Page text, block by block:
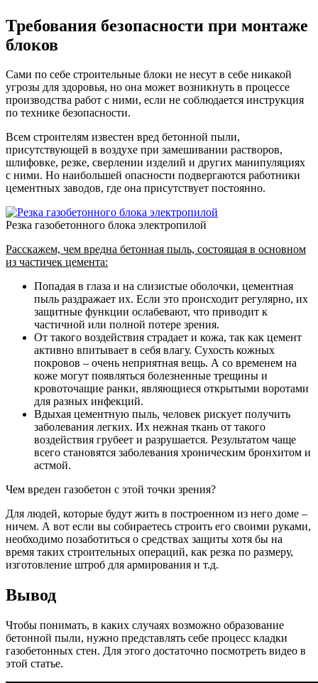
Требования безопасности при монтаже
блоков
Сами по себе строительные блоки не несут в себе никакой
угрозы для здоровья, но она может возникнуть в процессе
производства работ с ними, если не соблюдается инструкция
по технике безопасности.
Всем строителям известен вред бетонной пыли,
присутствующей в воздухе при замешивании растворов,
шлифовке, резке, сверлении изделий и других манипуляциях
с ними. Но наибольшей опасности подвергаются работники
цементных заводов, где она присутствует постоянно.
Резка газобетонного блока электропилой
Расскажем, чем вредна бетонная пыль, состоящая в основном
из частичек цемента:
Попадая в глаза и на слизистые оболочки, цементная
пыль раздражает их. Если это происходит регулярно, их
защитные функции ослабевают, что приводит к
частичной или полной потере зрения.
От такого воздействия страдает и кожа, так как цемент
активно впитывает в себя влагу. Сухость кожных
покровов – очень неприятная вещь. А со временем на
коже могут появляться болезненные трещины и
кровоточащие ранки, являющиеся открытыми воротами
для разных инфекций.
Вдыхая цементную пыль, человек рискует получить
заболевания легких. Их нежная ткань от такого
воздействия грубеет и разрушается. Результатом чаще
всего становятся заболевания хроническим бронхитом и
астмой.
Чем вреден газобетон с этой точки зрения?
Для людей, которые будут жить в построенном из него доме –
ничем. А вот если вы собираетесь строить его своими руками,
необходимо позаботиться о средствах защиты хотя бы на
время таких строительных операций, как резка по размеру,
изготовление штроб для армирования и т.д.
Вывод
Чтобы понимать, в каких случаях возможно образование
бетонной пыли, нужно представлять себе процесс кладки
газобетонных стен. Для этого достаточно посмотреть видео в
этой статье.